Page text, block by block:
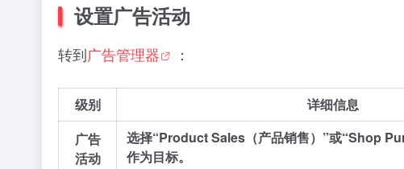
设置广告活动
转到广告管理器 ：
级别 详细信息
广告
活动
选择“Product Sales（产品销售）”或“Shop
作为目标。